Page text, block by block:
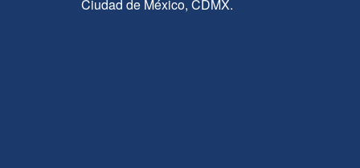
Ciudad de México, CDMX.